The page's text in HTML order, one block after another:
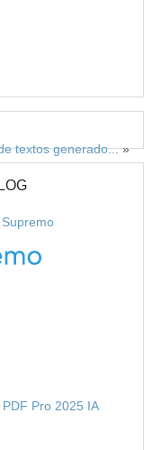
textos generado...»
Pro 2025 IA